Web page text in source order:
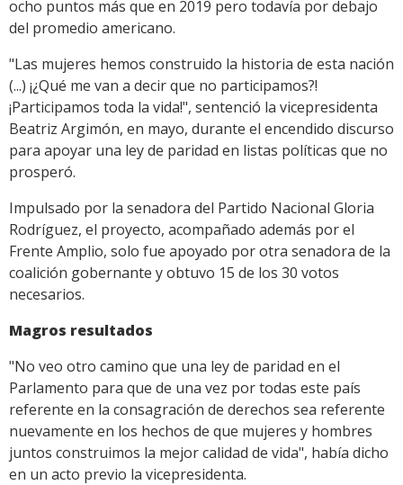
ocho puntos más que en 2019 pero todavía por debajo
del promedio americano.
"Las mujeres hemos construido la historia de esta nación
(...) ¡¿Qué me van a decir que no participamos?!
¡Participamos toda la vida!", sentenció la vicepresidenta
Beatriz Argimón, en mayo, durante el encendido discurso
para apoyar una ley de paridad en listas políticas que no
prosperó.
Impulsado por la senadora del Partido Nacional Gloria
Rodríguez, el proyecto, acompañado además por el
Frente Amplio, solo fue apoyado por otra senadora de la
coalición gobernante y obtuvo 15 de los 30 votos
necesarios.
Magros resultados
"No veo otro camino que una ley de paridad en el
Parlamento para que de una vez por todas este país
referente en la consagración de derechos sea referente
nuevamente en los hechos de que mujeres y hombres
juntos construimos la mejor calidad de vida", había dicho
en un acto previo la vicepresidenta.